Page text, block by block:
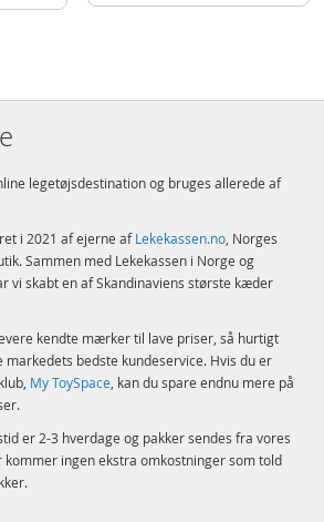
legetøjsdestination og bruges allerede af
i 2021 af ejerne afLekekassen.no, Norges
Sammen med Lekekassen i Norge og
vi skabt en af Skandinaviens største kæder
kendte mærker til lave priser, så hurtigt
markedets bedste kundeservice. Hvis du er
My ToySpace, kan du spare endnu mere på
er 2-3 hverdage og pakker sendes fra vores
kommer ingen ekstra omkostninger som told